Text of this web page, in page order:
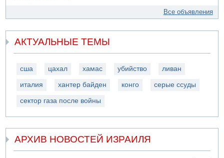
Все объявления
АКТУАЛЬНЫЕ ТЕМЫ
сша цахал хамас убийство ливан
италия хантер байден конго серые ссуды
сектор газа после войны
АРХИВ НОВОСТЕЙ ИЗРАИЛЯ